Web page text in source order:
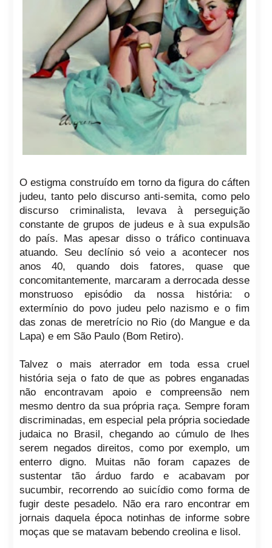
O estigma construído em torno da figura do cáften
judeu, tanto pelo discurso anti-semita, como pelo
discurso criminalista, levava à perseguição
constante de grupos de judeus e à sua expulsão
do país. Mas apesar disso o tráfico continuava
atuando. Seu declínio só veio a acontecer nos
anos 40, quando dois fatores, quase que
concomitantemente, marcaram a derrocada desse
monstruoso episódio da nossa história: o
extermínio do povo judeu pelo nazismo e o fim
das zonas de meretrício no Rio (do Mangue e da
Lapa) e em São Paulo (Bom Retiro).
Talvez o mais aterrador em toda essa cruel
história seja o fato de que as pobres enganadas
não encontravam apoio e compreensão nem
mesmo dentro da sua própria raça. Sempre foram
discriminadas, em especial pela própria sociedade
judaica no Brasil, chegando ao cúmulo de lhes
serem negados direitos, como por exemplo, um
enterro digno. Muitas não foram capazes de
sustentar tão árduo fardo e acabavam por
sucumbir, recorrendo ao suicídio como forma de
fugir deste pesadelo. Não era raro encontrar em
jornais daquela época notinhas de informe sobre
moças que se matavam bebendo creolina e lisol.